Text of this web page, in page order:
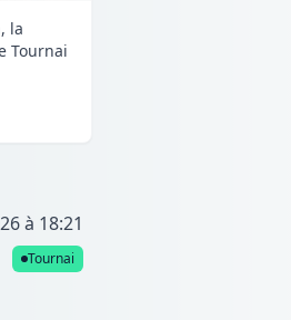
la
Tournai
à 18:21
Tournai